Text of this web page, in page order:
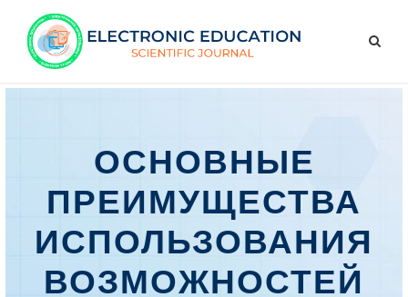
ОСНОВНЫЕ
ПРЕИМУЩЕСТВА
ИСПОЛЬЗОВАНИЯ
ВОЗМОЖНОСТЕЙ